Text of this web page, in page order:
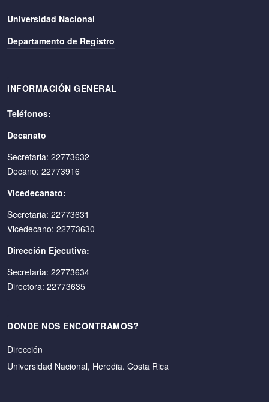
Universidad Nacional
Departamento de Registro
INFORMACIÓN GENERAL
Teléfonos:
Decanato
Secretaria: 22773632
Decano: 22773916
Vicedecanato:
Secretaria: 22773631
Vicedecano: 22773630
Dirección Ejecutiva:
Secretaria: 22773634
Directora: 22773635
DONDE NOS ENCONTRAMOS?
Dirección
Universidad Nacional, Heredia. Costa Rica